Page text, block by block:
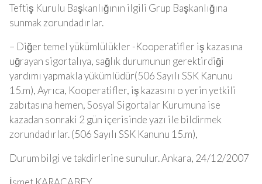
Teftiş Kurulu Başkanlığının ilgili Grup Başkanlığına
sunmak zorundadırlar.
– Diğer temel yükümlülükler -Kooperatifler iş kazasına
uğrayan sigortalıya, sağlık durumunun gerektirdiği
yardımı yapmakla yükümlüdür(506 Sayılı SSK Kanunu
15.m), Ayrıca, Kooperatifler, iş kazasını o yerin yetkili
zabıtasına hemen, Sosyal Sigortalar Kurumuna ise
kazadan sonraki 2 gün içerisinde yazı ile bildirmek
zorundadırlar. (506 Sayılı SSK Kanunu 15.m),
Durum bilgi ve takdirlerine sunulur. Ankara, 24/12/2007